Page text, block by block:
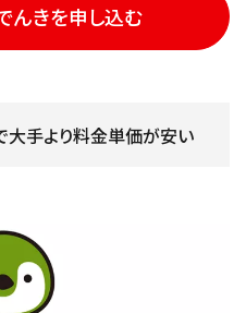
んきを申し込む
手より料金単価が安い